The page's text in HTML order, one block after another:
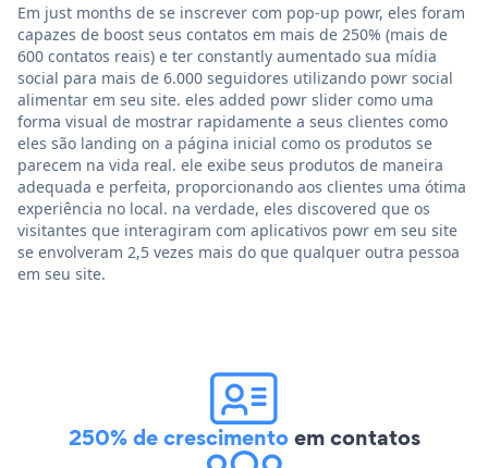
Em just months de se inscrever com pop-up powr, eles foram
capazes de boost seus contatos em mais de 250% (mais de
600 contatos reais) e ter constantly aumentado sua mídia
social para mais de 6.000 seguidores utilizando powr social
alimentar em seu site. eles added powr slider como uma
forma visual de mostrar rapidamente a seus clientes como
eles são landing on a página inicial como os produtos se
parecem na vida real. ele exibe seus produtos de maneira
adequada e perfeita, proporcionando aos clientes uma ótima
experiência no local. na verdade, eles discovered que os
visitantes que interagiram com aplicativos powr em seu site
se envolveram 2,5 vezes mais do que qualquer outra pessoa
em seu site.
250% de crescimentoem contatos